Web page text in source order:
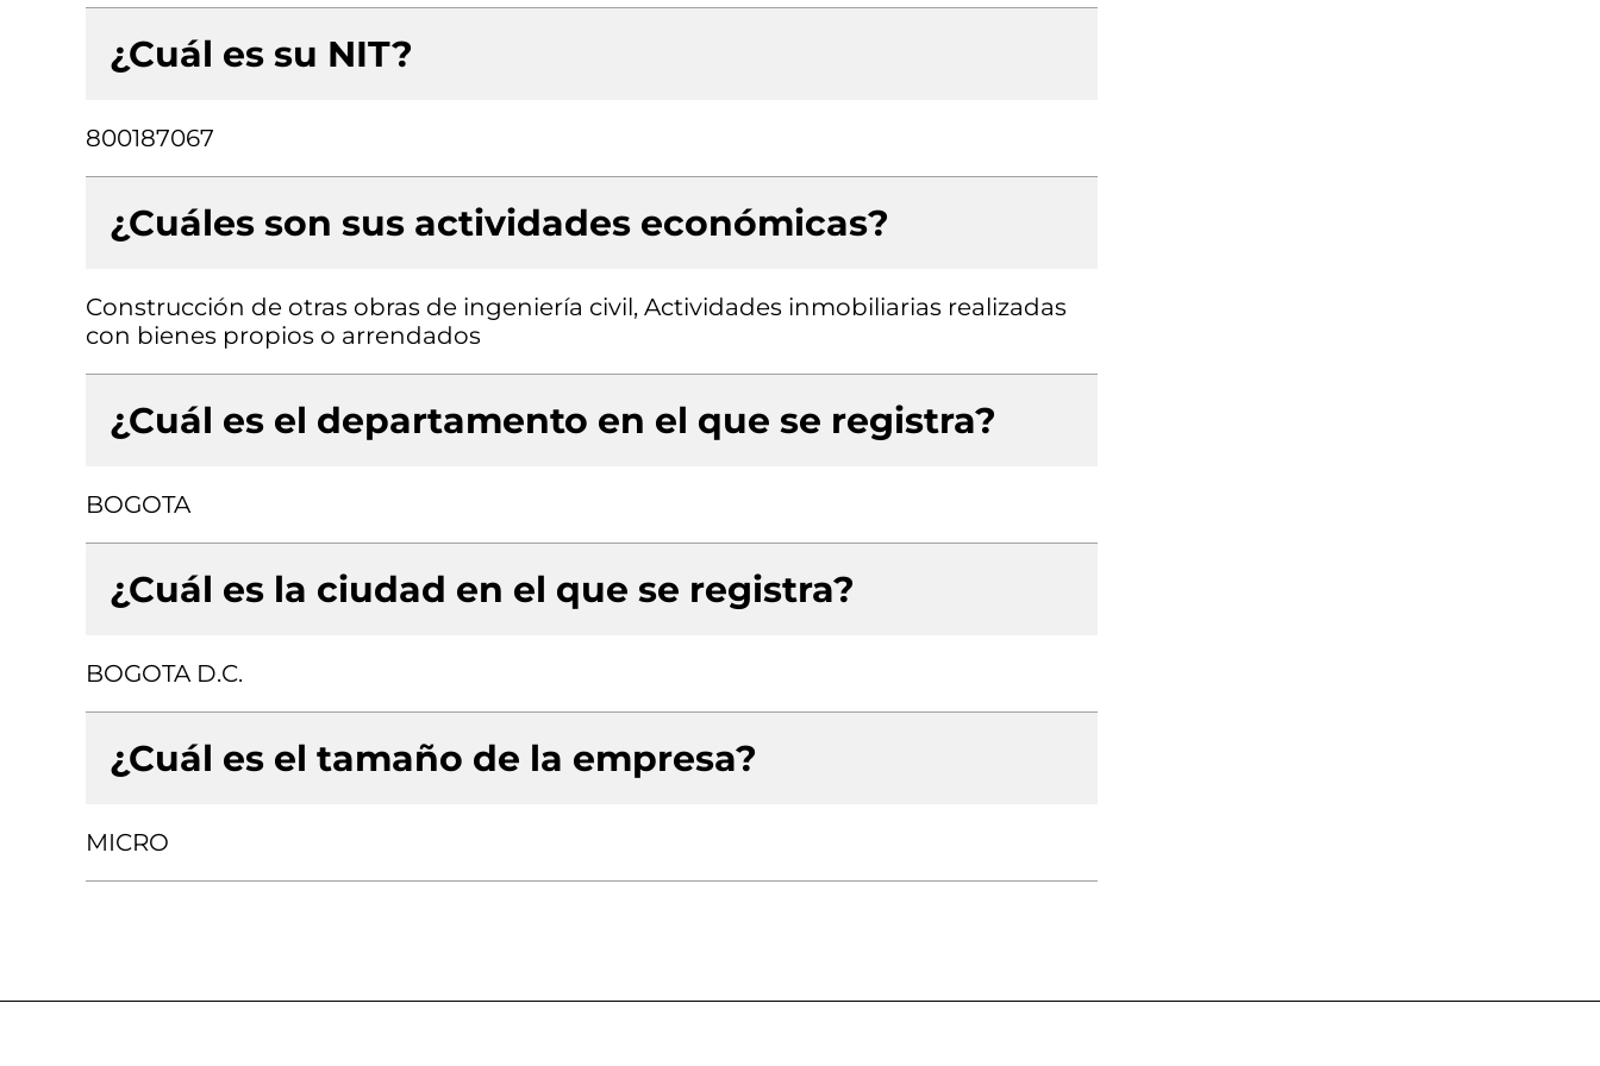
¿Cuál es su NIT?
800187067
¿Cuáles son sus actividades económicas?
Construcción de otras obras de ingeniería civil, Actividades inmobiliarias realizadas
con bienes propios o arrendados
¿Cuál es el departamento en el que se registra?
BOGOTA
¿Cuál es la ciudad en el que se registra?
BOGOTA D.C.
¿Cuál es el tamaño de la empresa?
MICRO